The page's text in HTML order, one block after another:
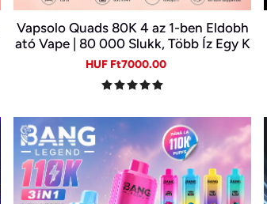
Vapsolo Quads 80K 4 az 1-ben Eldobh
ató Vape | 80 000 Slukk, Több Íz Egy K
észülékben
Sale
HUF Ft7000.00